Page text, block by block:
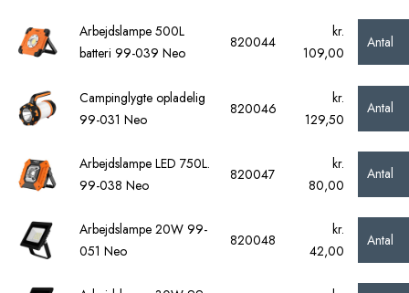
Arbejdslampe 500L
batteri 99-039 Neo
820044
kr.
109,00
Antal
Campinglygte opladelig
99-031 Neo
820046
kr.
129,50
Antal
Arbejdslampe LED 750L.
99-038 Neo
820047
kr.
80,00
Antal
Arbejdslampe 20W 99-
051 Neo
820048
kr.
42,00
Antal